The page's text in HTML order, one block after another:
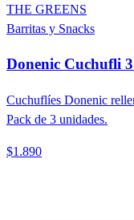
THE GREENS
Barritas y Snacks
Donenic Cuchufli
Cuchuflíes Donenic
Pack de 3 unidades.
$1.890